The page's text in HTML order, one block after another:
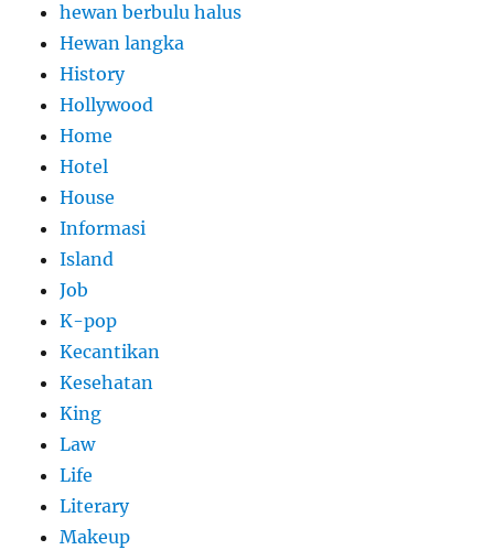
hewan berbulu halus
Hewan langka
History
Hollywood
Home
Hotel
House
Informasi
Island
Job
K-pop
Kecantikan
Kesehatan
King
Law
Life
Literary
Makeup